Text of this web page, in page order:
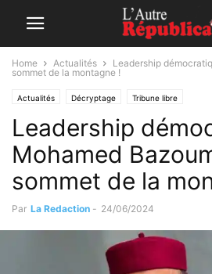
Home Actualités
Leadership
sommet de la montagne !
Actualités Décryptage Tribune libre
Leadership
Mohamed
sommet de la
Par La Redaction - 24/06/2024